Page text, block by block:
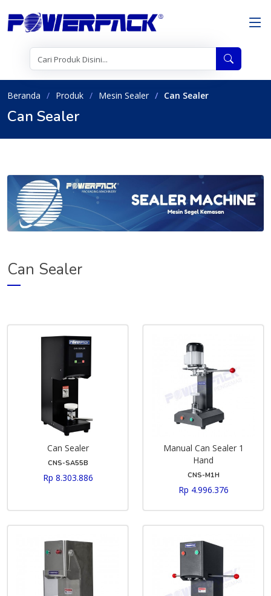
Beranda Produk Mesin Sealer Can Sealer
Can Sealer
Can Sealer
Can Sealer
CNS-SA55B
Rp 8.303.886
Manual Can Sealer 1
Hand
CNS-M1H
Rp 4.996.376